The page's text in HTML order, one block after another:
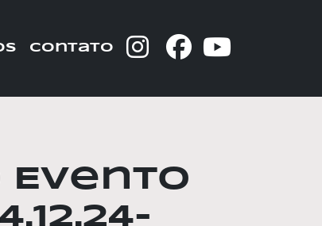
contato
Evento